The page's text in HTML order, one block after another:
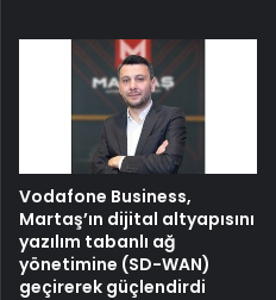
Vodafone Business,
Martaş’ın dijital altyapısını
yazılım tabanlı ağ
yönetimine (SD-WAN)
geçirerek güçlendirdi